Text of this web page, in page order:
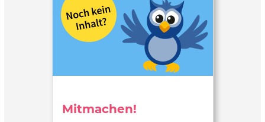
Mitmachen!